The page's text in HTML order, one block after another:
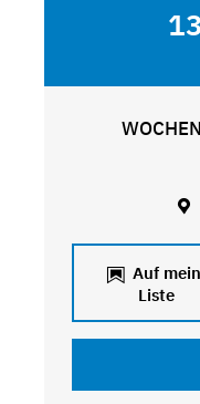
Auf
Liste